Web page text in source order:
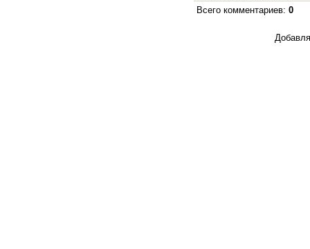
Всего комментариев: 0